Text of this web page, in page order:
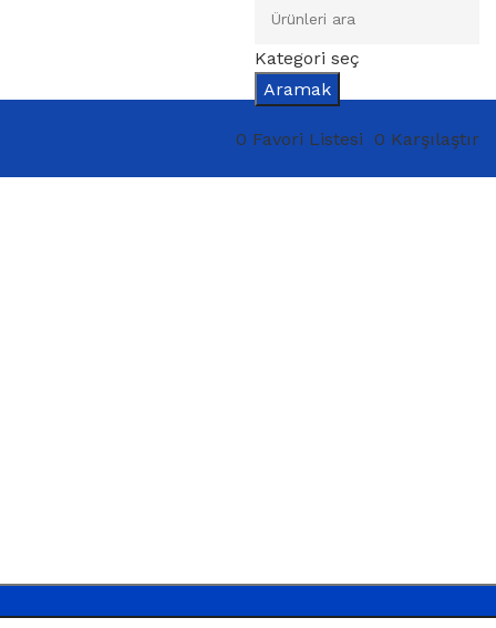
Kategori seç
Aramak
0 Favori Listesi 0 Karşılaştır